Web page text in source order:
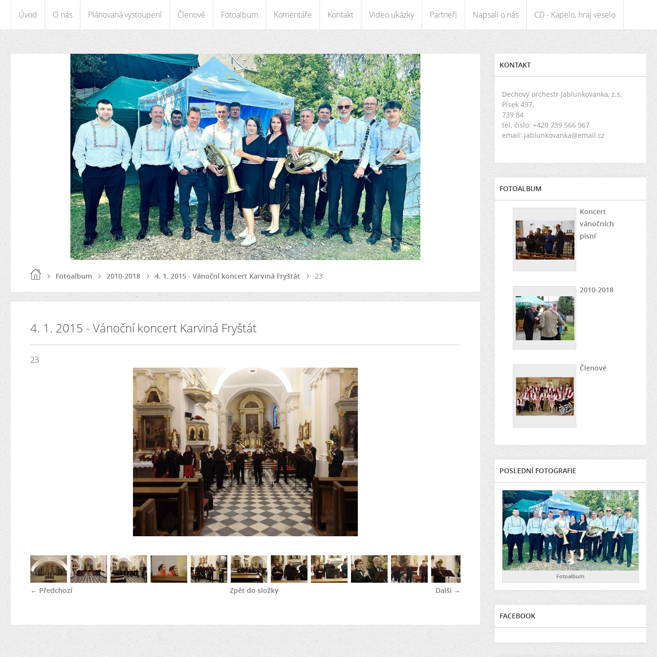
Úvod O nás Plánovaná vystoupení Členové Fotoalbum Komentáře Kontakt Video ukázky Partneři Napsali o nás CD - Kapelo, hraj veselo
Fotoalbum 2010-2018 4. 1. 2015 - Vánoční koncert Karviná Fryštát 23
4. 1. 2015 - Vánoční koncert Karviná Fryštát
23
← Předchozí Další →
Zpět do složky
KONTAKT
Dechový orchestr Jablunkovanka, z.s.
Písek 497,
739 84
tel. číslo: +420 739 566 967
email: jablunkovanka@email.cz
FOTOALBUM
Koncert
vánočních
písní
2010-2018
Členové
POSLEDNÍ FOTOGRAFIE
Fotoalbum
FACEBOOK